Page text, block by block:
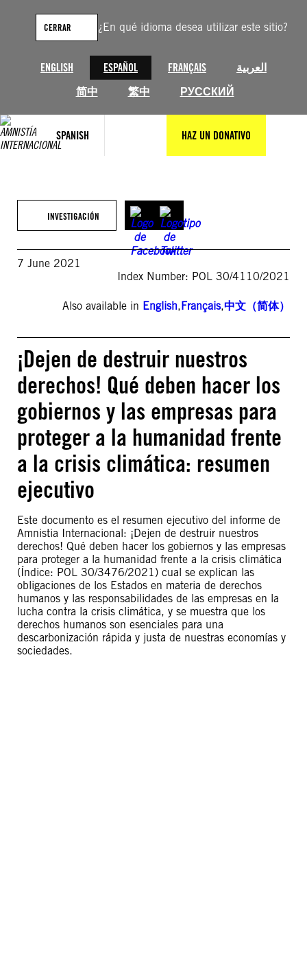
¿En qué idioma desea utilizar este sitio?
ENGLISH ESPAÑOL FRANÇAIS
العربية
简中
繁中 РУССКИЙ
CERRAR
SPANISH HAZ UN DONATIVO
contenido
INVESTIGACIÓN
7 June 2021
Index Number: POL 30/4110/2021
Also available in English,Français,中文（简体）
¡Dejen de destruir nuestros
derechos! Qué deben hacer los
gobiernos y las empresas para
proteger a la humanidad frente
a la crisis climática: resumen
ejecutivo
Este documento es el resumen ejecutivo del informe de
Amnistia Internacional: ¡Dejen de destruir nuestros
derechos! Qué deben hacer los gobiernos y las empresas
para proteger a la humanidad frente a la crisis climática
(Índice: POL 30/3476/2021) cual se explican las
obligaciones de los Estados en materia de derechos
humanos y las responsabilidades de las empresas en la
lucha contra la crisis climática, y se muestra que los
derechos humanos son esenciales para una
descarbonización rápida y justa de nuestras economías y
sociedades.